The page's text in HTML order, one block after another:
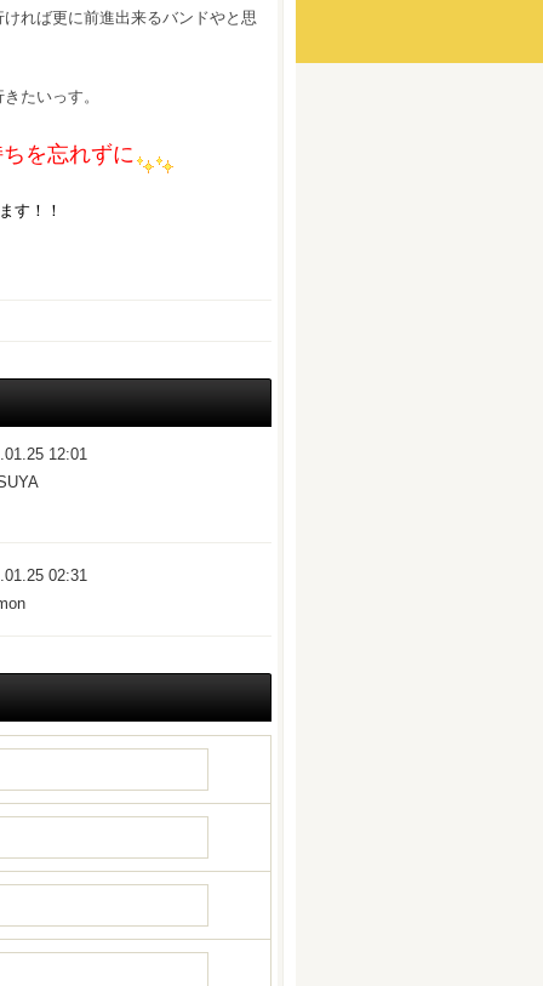
れば更に前進出来るバンドやと思
たいっす。
を忘れずに
す！！
12:01
02:31